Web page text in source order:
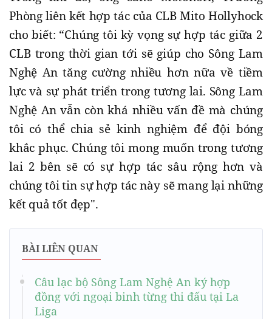
Phòng liên kết hợp tác của CLB Mito Hollyhock
cho biết: “Chúng tôi kỳ vọng sự hợp tác giữa 2
CLB trong thời gian tới sẽ giúp cho Sông Lam
Nghệ An tăng cường nhiều hơn nữa về tiềm
lực và sự phát triển trong tương lai. Sông Lam
Nghệ An vẫn còn khá nhiều vấn đề mà chúng
tôi có thể chia sẻ kinh nghiệm để đội bóng
khắc phục. Chúng tôi mong muốn trong tương
lai 2 bên sẽ có sự hợp tác sâu rộng hơn và
chúng tôi tin sự hợp tác này sẽ mang lại những
kết quả tốt đẹp".
BÀI LIÊN QUAN
Câu lạc bộ Sông Lam Nghệ An ký hợp
đồng với ngoại binh từng thi đấu tại La
Liga